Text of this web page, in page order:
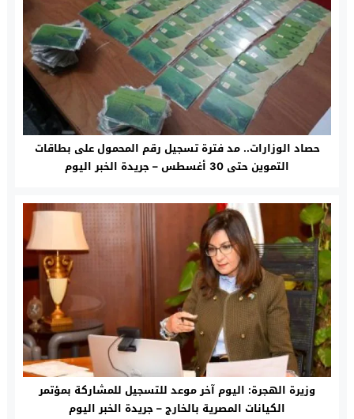
حصاد الوزارات.. مد فترة تسجيل رقم المحمول على بطاقات
التموين حتى 30 أغسطس – جريدة الخبر اليوم
وزيرة الهجرة: اليوم آخر موعد للتسجيل للمشاركة بمؤتمر
الكيانات المصرية بالخارج – جريدة الخبر اليوم